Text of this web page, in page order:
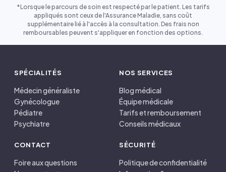
*Lorsque le parcours de soin est respecté par le patient. Les tarifs
appliqués sont ceux de l'Assurance Maladie, sans coût
supplémentaire lié à l'accès à la consultation. Des frais non
remboursables peuvent s'appliquer en fonction des options.
SPÉCIALITÉS
Médecin généraliste
Gynécologue
Pédiatre
Psychiatre
NOS SERVICES
Blog médical
Équipe médicale
Tarifs et remboursement
Conseils médicaux
CONTACT
Foire aux questions
SÉCURITÉ
Politique de confidentialité